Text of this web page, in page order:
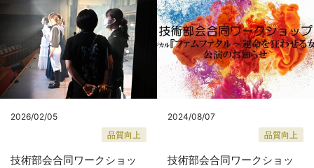
2026/02/05
品質向上
技術部会合同ワークショッ
2024/08/07
品質向上
技術部会合同ワークショッ